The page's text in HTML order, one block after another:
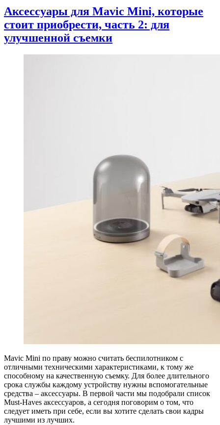
Аксессуары для Mavic Mini, которые
стоит приобрести, часть 2: для
улучшенной съемки
Mavic Mini по праву можно считать беспилотником с
отличными техническими характеристиками, к тому же
способному на качественную съемку. Для более длительного
срока службы каждому устройству нужны вспомогательные
средства – аксессуары. В первой части мы подобрали список
Must-Haves аксессуаров, а сегодня поговорим о том, что
следует иметь при себе, если вы хотите сделать свои кадры
лучшими из лучших.